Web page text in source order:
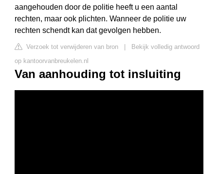
aangehouden door de politie heeft u een aantal
rechten, maar ook plichten. Wanneer de politie uw
rechten schendt kan dat gevolgen hebben.
Verzoek tot verwijderen van bron
Bekijk volledig antwoord
op kantoorvanbreukelen.nl
Van aanhouding tot insluiting